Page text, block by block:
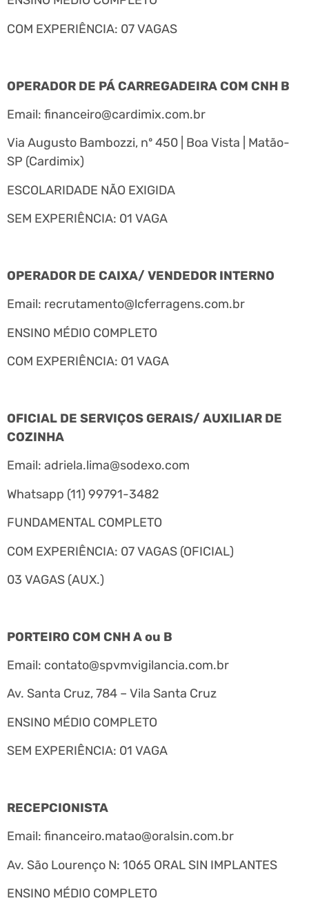
COM EXPERIÊNCIA: 07 VAGAS
OPERADOR DE PÁ CARREGADEIRA COM CNH B
Email: financeiro@cardimix.com.br
Via Augusto Bambozzi, nº 450 | Boa Vista | Matão-
SP (Cardimix)
ESCOLARIDADE NÃO EXIGIDA
SEM EXPERIÊNCIA: 01 VAGA
OPERADOR DE CAIXA/ VENDEDOR INTERNO
Email: recrutamento@lcferragens.com.br
ENSINO MÉDIO COMPLETO
COM EXPERIÊNCIA: 01 VAGA
OFICIAL DE SERVIÇOS GERAIS/ AUXILIAR DE
COZINHA
Email: adriela.lima@sodexo.com
Whatsapp (11) 99791-3482
FUNDAMENTAL COMPLETO
COM EXPERIÊNCIA: 07 VAGAS (OFICIAL)
03 VAGAS (AUX.)
PORTEIRO COM CNH A ou B
Email: contato@spvmvigilancia.com.br
Av. Santa Cruz, 784 – Vila Santa Cruz
ENSINO MÉDIO COMPLETO
SEM EXPERIÊNCIA: 01 VAGA
RECEPCIONISTA
Email: financeiro.matao@oralsin.com.br
Av. São Lourenço N: 1065 ORAL SIN IMPLANTES
ENSINO MÉDIO COMPLETO